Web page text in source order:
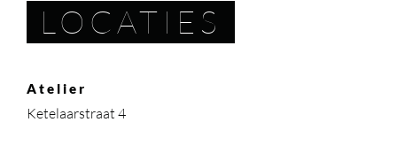
LOCATIES
Atelier
Ketelaarstraat 4